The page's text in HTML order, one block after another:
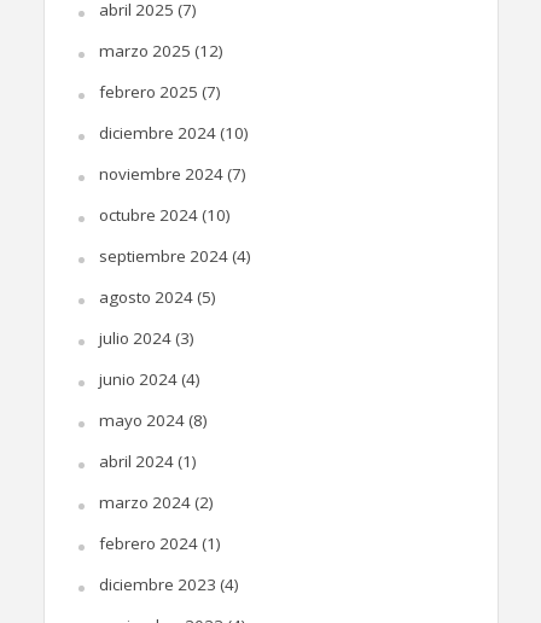
abril 2025 (7)
marzo 2025 (12)
febrero 2025 (7)
diciembre 2024(10)
noviembre 2024(7)
octubre 2024(10)
septiembre 2024(4)
agosto 2024(5)
julio 2024(3)
junio 2024(4)
mayo 2024(8)
abril 2024(1)
marzo 2024(2)
febrero 2024(1)
diciembre 2023 (4)